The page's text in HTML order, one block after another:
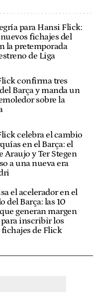
para Hansi Flick:
fichajes del
la pretemporada
de Liga
confirma tres
Barça y manda un
sobre la
celebra el cambio
en el Barça: el
Araujo y Ter Stegen
a una nueva era
el acelerador en el
del Barça: las 10
generan margen
inscribir los
de Flick